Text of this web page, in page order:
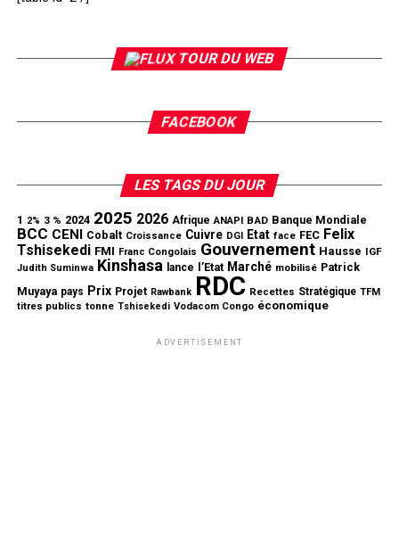
TOUR DU WEB
FACEBOOK
LES TAGS DU JOUR
1 2% 3 % 2024 2025 2026 Afrique ANAPI BAD Banque Mondiale
BCC CENI Cobalt Croissance Cuivre DGI Etat face FEC Felix
Tshisekedi FMI Franc Congolais Gouvernement Hausse IGF
Judith Suminwa Kinshasa lance l’Etat Marché mobilisé Patrick
Muyaya pays Prix Projet Rawbank RDC Recettes Stratégique TFM
titres publics tonne Tshisekedi Vodacom Congo économique
ADVERTISEMENT